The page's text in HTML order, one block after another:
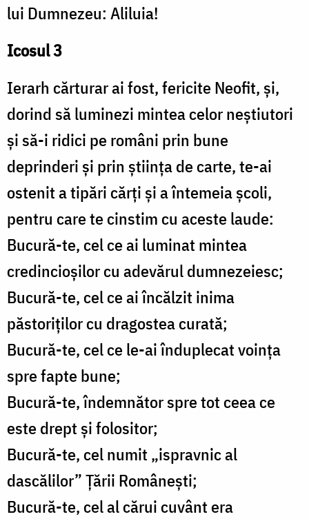
lui Dumnezeu: Aliluia!
Icosul 3
Ierarh cărturar ai fost, fericite Neofit, și,
dorind să luminezi mintea celor neștiutori
și să-i ridici pe români prin bune
deprinderi și prin știința de carte, te-ai
ostenit a tipări cărți și a întemeia școli,
pentru care te cinstim cu aceste laude:
Bucură-te, cel ce ai luminat mintea
credincioșilor cu adevărul dumnezeiesc;
Bucură-te, cel ce ai încălzit inima
păstoriților cu dragostea curată;
Bucură-te, cel ce le-ai înduplecat voința
spre fapte bune;
Bucură-te, îndemnător spre tot ceea ce
este drept și folositor;
Bucură-te, cel numit „ispravnic al
dascălilor” Țării Românești;
Bucură-te, cel al cărui cuvânt era